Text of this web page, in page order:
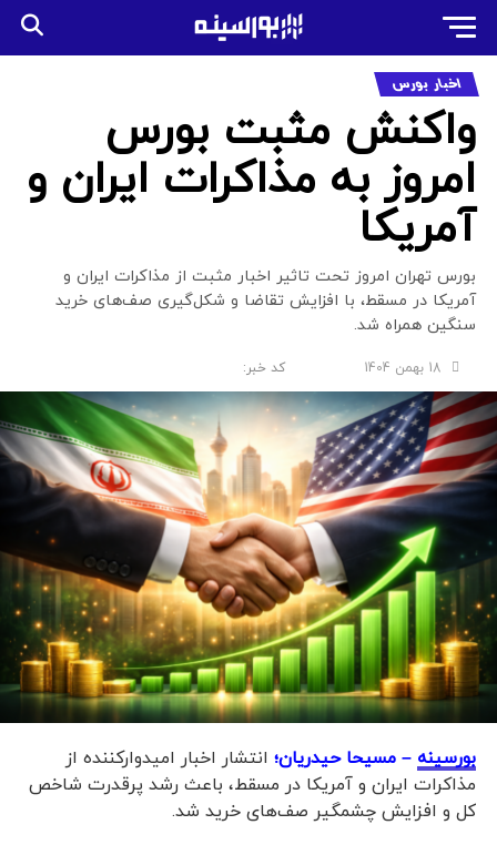
اخبار بورس
واکنش مثبت بورس
امروز به مذاکرات ایران و
آمریکا
بورس تهران امروز تحت تاثیر اخبار مثبت از مذاکرات ایران و
آمریکا در مسقط، با افزایش تقاضا و شکل‌گیری صف‌های خرید
سنگین همراه شد.
18 بهمن 1404
بورسینه – مسیحا حیدریان؛ انتشار اخبار امیدوارکننده از
مذاکرات ایران و آمریکا در مسقط، باعث رشد پرقدرت شاخص
کل و افزایش چشمگیر صف‌های خرید شد.